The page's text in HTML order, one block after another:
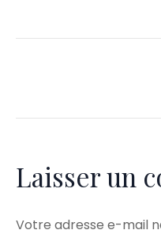
Laisser un
Votre adresse e-mail